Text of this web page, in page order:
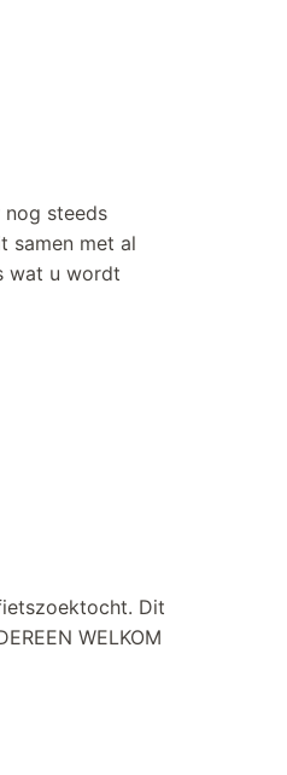
steeds
samen met al
wat u wordt
Dit
WELKOM